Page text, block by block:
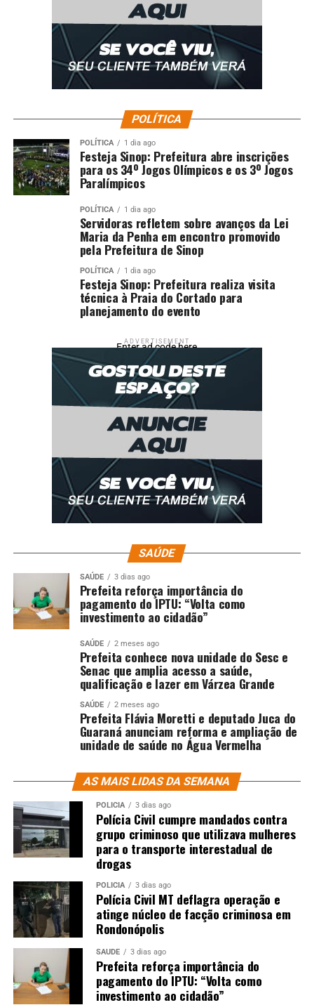
POLÍTICA
POLÍTICA 1 dia ago
Festeja Sinop: Prefeitura abre inscrições
para os 34º Jogos Olímpicos e os 3º Jogos
Paralímpicos
POLÍTICA 1 dia ago
Servidoras refletem sobre avanços da Lei
Maria da Penha em encontro promovido
pela Prefeitura de Sinop
POLÍTICA 1 dia ago
Festeja Sinop: Prefeitura realiza visita
técnica à Praia do Cortado para
planejamento do evento
ADVERTISEMENT
Enter ad code here
SAÚDE
SAÚDE 3 dias ago
Prefeita reforça importância do
pagamento do IPTU: “Volta como
investimento ao cidadão”
SAÚDE 2 meses ago
Prefeita conhece nova unidade do Sesc e
Senac que amplia acesso a saúde,
qualificação e lazer em Várzea Grande
SAÚDE 2 meses ago
Prefeita Flávia Moretti e deputado Juca do
Guaraná anunciam reforma e ampliação de
unidade de saúde no Água Vermelha
AS MAIS LIDAS DA SEMANA
POLÍCIA 3 dias ago
Polícia Civil cumpre mandados contra
grupo criminoso que utilizava mulheres
para o transporte interestadual de
drogas
POLÍCIA 3 dias ago
Polícia Civil MT deflagra operação e
atinge núcleo de facção criminosa em
Rondonópolis
SAÚDE 3 dias ago
Prefeita reforça importância do
pagamento do IPTU: “Volta como
investimento ao cidadão”